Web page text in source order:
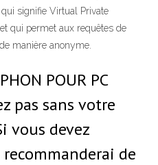
signifie Virtual Private
qui permet aux requêtes de
manière anonyme.
POUR PC
pas sans votre
vous devez
de